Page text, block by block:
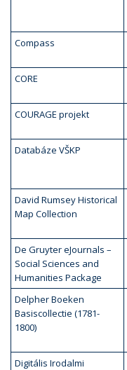
Compass
CORE
COURAGE projekt
Databáze VŠKP
David Rumsey Historical
Map Collection
De Gruyter eJournals –
Social Sciences and
Humanities Package
Delpher Boeken
Basiscollectie (1781-
1800)
Digitális Irodalmi